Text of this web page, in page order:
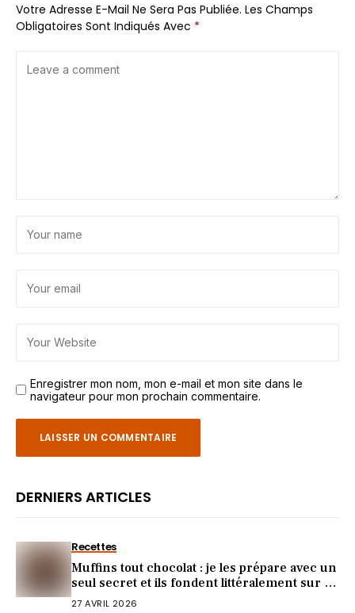
Votre Adresse E-Mail Ne Sera Pas Publiée. Les Champs
Obligatoires Sont Indiqués Avec *
Enregistrer mon nom, mon e-mail et mon site dans le
navigateur pour mon prochain commentaire.
DERNIERS ARTICLES
Recettes
Muffins tout chocolat : je les prépare avec un
seul secret et ils fondent littéralement sur la
langue
27 AVRIL 2026